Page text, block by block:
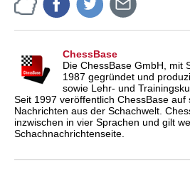
ChessBase
Die ChessBase GmbH, mit
1987 gegründet und
sowie Lehr- und
Seit 1997 veröffentlich ChessBase
Nachrichten aus der Schachwelt.
inzwischen in vier Sprachen und gilt
Schachnachrichtenseite.